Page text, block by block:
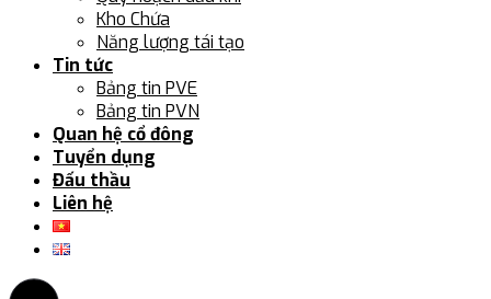
Kho Chứa
Năng lượng tái tạo
Tin tức
Bảng tin PVE
Bảng tin PVN
Quan hệ cổ đông
Tuyển dụng
Đấu thầu
Liên hệ